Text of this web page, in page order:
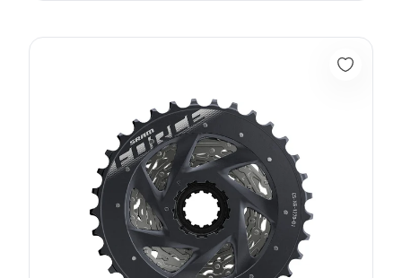
PACHA XG-1270 12 VEL 10-33 (FORCE)